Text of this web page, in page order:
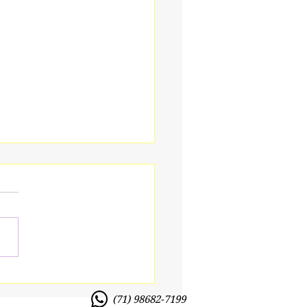
(71) 98682-7199